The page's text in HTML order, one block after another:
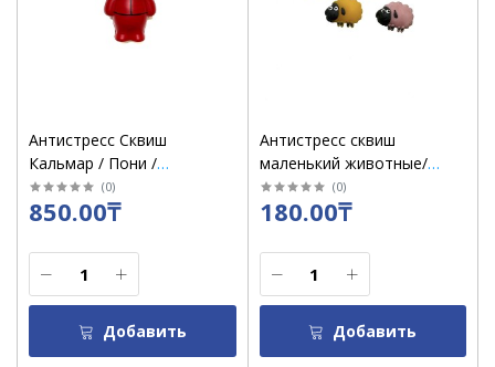
Антистресс Сквиш
Кальмар / Пони /
Мороженное
(0)
850.00₸
Добавить
Антистресс сквиш
маленький животные/
цветочки ассорти
(0)
180.00₸
Добавить